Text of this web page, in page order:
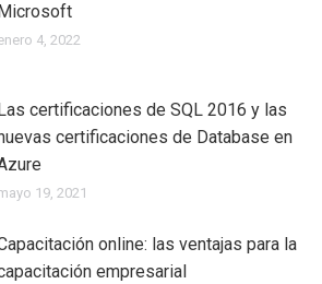
Microsoft
4, 2022
Las certificaciones de SQL 2016 y las
certificaciones de Database en
19, 2021
online: las ventajas para la
empresarial